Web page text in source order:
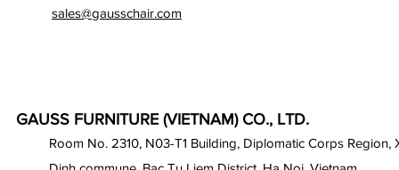
sales@gausschair.com
GAUSS FURNITURE (VIETNAM) CO., LTD.
Room No. 2310, N03-T1 Building, Diplomatic Corps Region,